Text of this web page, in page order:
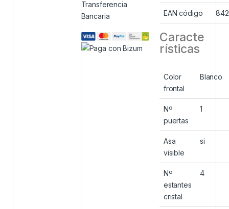
Transferencia
Bancaria
EAN código
Caracte
rísticas
Color
frontal
Blanco
Nº
puertas
1
Asa
visible
si
Nº
estantes
cristal
4